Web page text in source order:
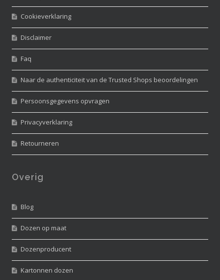
Cookieverklaring
Disclaimer
Faq
Naar de authenticiteit van de Trusted Shops beoordelingen
Persoonsgegevens opvragen
Privacyverklaring
Retourneren
Overig
Blog
Dozen op maat
Dozenproducent
Kartonnen dozen